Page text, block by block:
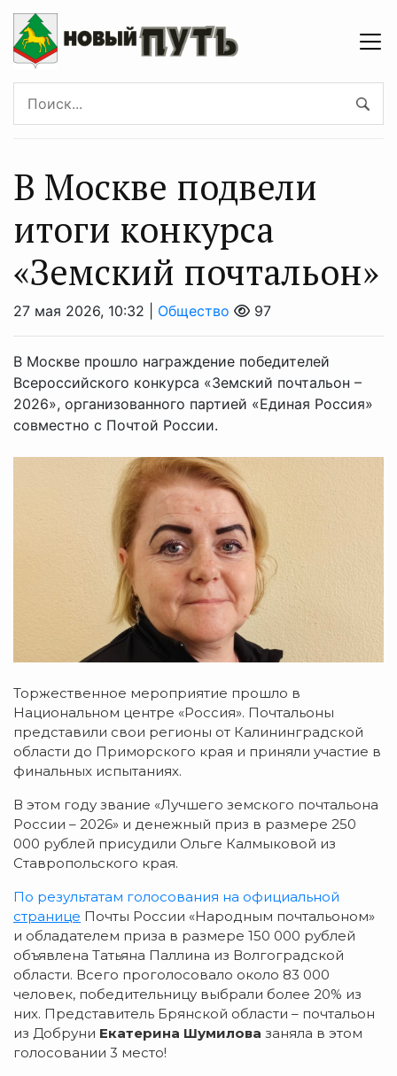
В Москве подвели
итоги конкурса
«Земский почтальон»
27 мая 2026, 10:32 | Общество 97
В Москве прошло награждение победителей
Всероссийского конкурса «Земский почтальон –
2026», организованного партией «Единая Россия»
совместно с Почтой России.
Торжественное мероприятие прошло в
Национальном центре «Россия». Почтальоны
представили свои регионы от Калининградской
области до Приморского края и приняли участие в
финальных испытаниях.
В этом году звание «Лучшего земского почтальона
России – 2026» и денежный приз в размере 250
000 рублей присудили Ольге Калмыковой из
Ставропольского края.
По результатам голосования на официальной
странице Почты России «Народным почтальоном»
и обладателем приза в размере 150 000 рублей
объявлена Татьяна Паллина из Волгоградской
области. Всего проголосовало около 83 000
человек, победительницу выбрали более 20% из
них. Представитель Брянской области – почтальон
из Добруни Екатерина Шумилова заняла в этом
голосовании 3 место!